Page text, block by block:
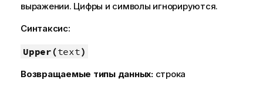
выражении. Цифры и символы игнорируются.
Синтаксис:
Upper(text)
Возвращаемые типы данных: строка